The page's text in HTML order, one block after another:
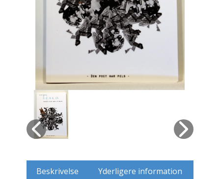
Håndarbejde
Håndværk
Hobby
Hus / Have
Husdyr
Beskrivelse Yderligere information